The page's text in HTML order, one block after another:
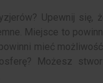
Upewnij się,
Miejsce to
mieć
Możesz